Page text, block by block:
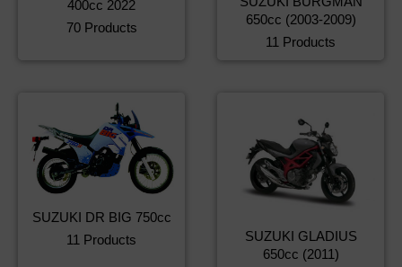
400cc 2022
70 Products
650cc (2003-2009)
11 Products
SUZUKI DR BIG 750cc
11 Products
SUZUKI GLADIUS
650cc (2011)